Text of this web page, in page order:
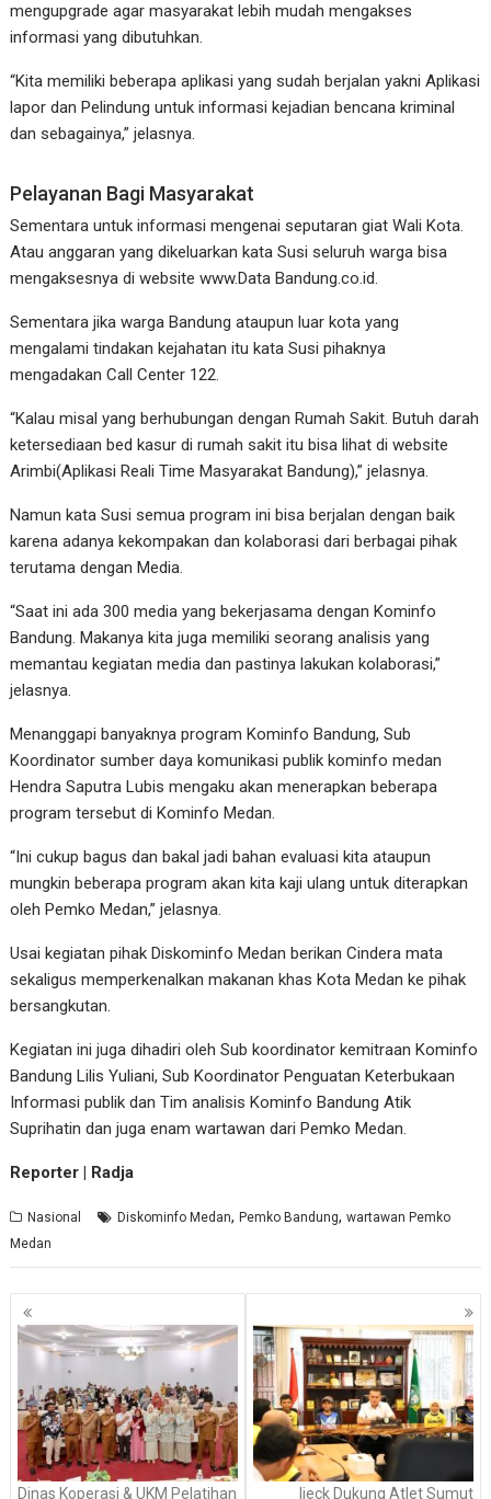
mengupgrade agar masyarakat lebih mudah mengakses
informasi yang dibutuhkan.
“Kita memiliki beberapa aplikasi yang sudah berjalan yakni Aplikasi
lapor dan Pelindung untuk informasi kejadian bencana kriminal
dan sebagainya,” jelasnya.
Pelayanan Bagi Masyarakat
Sementara untuk informasi mengenai seputaran giat Wali Kota.
Atau anggaran yang dikeluarkan kata Susi seluruh warga bisa
mengaksesnya di website www.Data Bandung.co.id.
Sementara jika warga Bandung ataupun luar kota yang
mengalami tindakan kejahatan itu kata Susi pihaknya
mengadakan Call Center 122.
“Kalau misal yang berhubungan dengan Rumah Sakit. Butuh darah
ketersediaan bed kasur di rumah sakit itu bisa lihat di website
Arimbi(Aplikasi Reali Time Masyarakat Bandung),” jelasnya.
Namun kata Susi semua program ini bisa berjalan dengan baik
karena adanya kekompakan dan kolaborasi dari berbagai pihak
terutama dengan Media.
“Saat ini ada 300 media yang bekerjasama dengan Kominfo
Bandung. Makanya kita juga memiliki seorang analisis yang
memantau kegiatan media dan pastinya lakukan kolaborasi,”
jelasnya.
Menanggapi banyaknya program Kominfo Bandung, Sub
Koordinator sumber daya komunikasi publik kominfo medan
Hendra Saputra Lubis mengaku akan menerapkan beberapa
program tersebut di Kominfo Medan.
“Ini cukup bagus dan bakal jadi bahan evaluasi kita ataupun
mungkin beberapa program akan kita kaji ulang untuk diterapkan
oleh Pemko Medan,” jelasnya.
Usai kegiatan pihak Diskominfo Medan berikan Cindera mata
sekaligus memperkenalkan makanan khas Kota Medan ke pihak
bersangkutan.
Kegiatan ini juga dihadiri oleh Sub koordinator kemitraan Kominfo
Bandung Lilis Yuliani, Sub Koordinator Penguatan Keterbukaan
Informasi publik dan Tim analisis Kominfo Bandung Atik
Suprihatin dan juga enam wartawan dari Pemko Medan.
Reporter | Radja
Nasional Diskominfo Medan,Pemko Bandung,wartawan Pemko
Medan
Navigasi
pos
Dinas Koperasi & UKM Pelatihan Ijeck Dukung Atlet Sumut